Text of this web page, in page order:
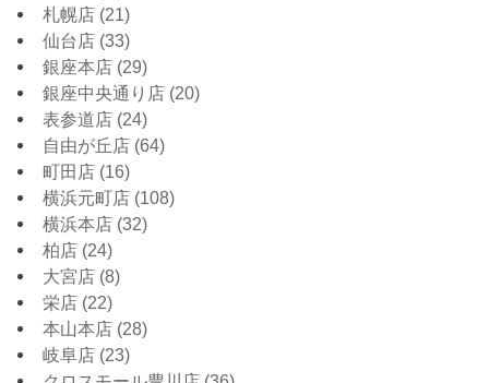
札幌店 (21)
仙台店 (33)
銀座本店 (29)
銀座中央通り店 (20)
表参道店 (24)
自由が丘店 (64)
町田店 (16)
横浜元町店 (108)
横浜本店 (32)
柏店 (24)
大宮店 (8)
栄店 (22)
本山本店 (28)
岐阜店 (23)